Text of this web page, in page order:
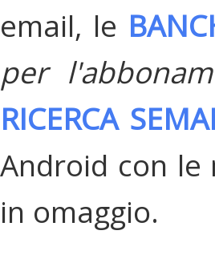
email, le
per
RICERCA
Android con
in omaggio.